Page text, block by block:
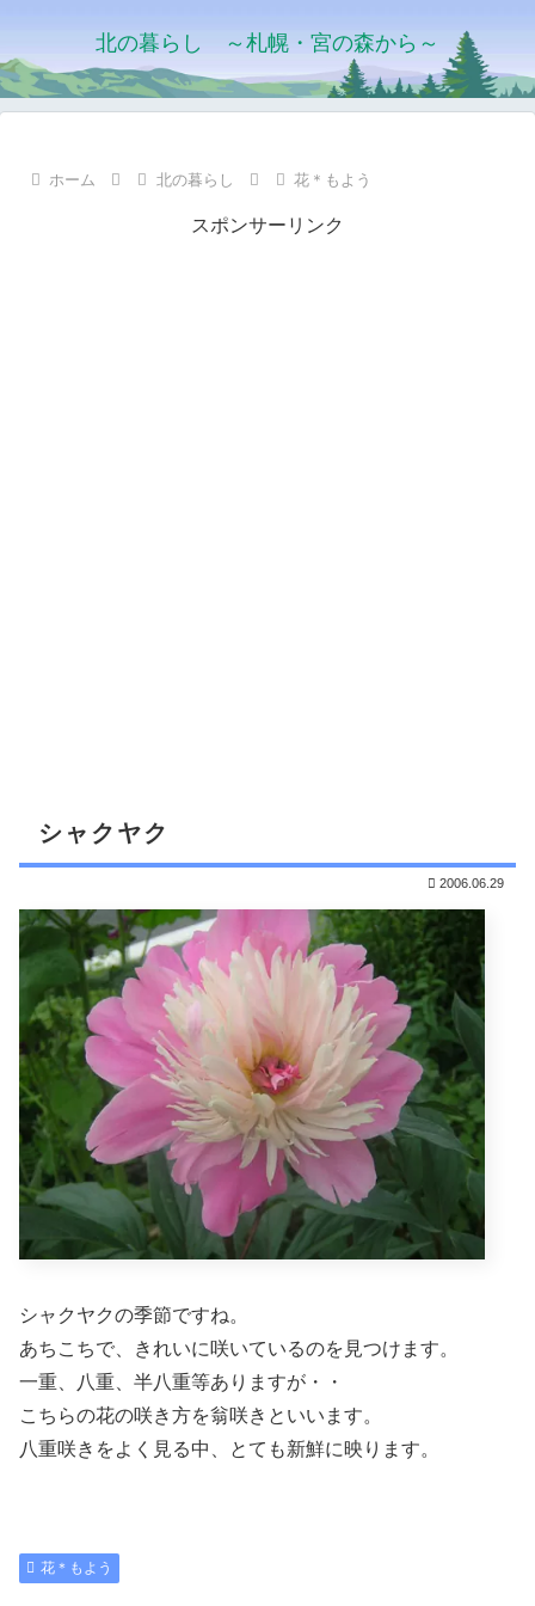
北の暮らし ～札幌・宮の森から～
ホーム 北の暮らし 花＊もよう
スポンサーリンク
シャクヤク
2006.06.29
シャクヤクの季節ですね。
あちこちで、きれいに咲いているのを見つけます。
一重、八重、半八重等ありますが・・
こちらの花の咲き方を翁咲きといいます。
八重咲きをよく見る中、とても新鮮に映ります。
花＊もよう